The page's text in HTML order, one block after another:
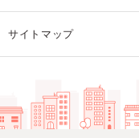
サイトマップ